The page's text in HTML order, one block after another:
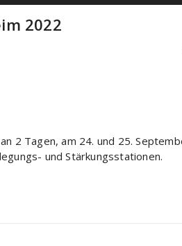
2022
2 Tagen, am 24. und 25.
und Stärkungsstationen.